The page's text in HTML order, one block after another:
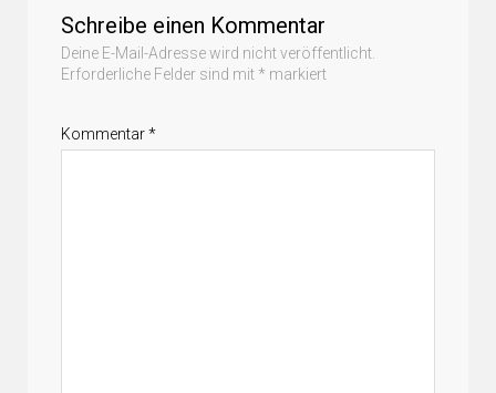
Schreibe einen Kommentar
Deine E-Mail-Adresse wird nicht veröffentlicht.
Erforderliche Felder sind mit * markiert
Kommentar*